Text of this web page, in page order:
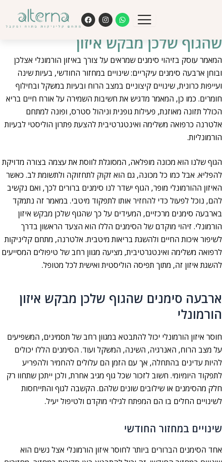
I
n
s
r
a
m
F
a
c
b
o
o
k
W
h
a
s
a
p
p
דיקור לאיזון הורמונלי – 4 סימנים
שהגוף שלכן מבקש איזון
המאמר עוסק בזיהוי סימנים שמראים על צורך באיזון הורמונלי אצלכן
ובוחן ארבעה סימנים עיקריים: שינויים במחזור החודשי, בעיות שינה
ועייפות כרונית, שינויים קיצוניים במצב הרוח ובעיות במשקל ובחילוף
חומרים. כמו כן, המאמר מדגיש את חשיבות השמירה על אורח חיים בריא
הכולל תזונה מאוזנת, פעילות גופנית וניהול סטרס, ופונה למתחם
אלטרנה כרפואה משלימה ואינטגרטיבית להצעת פתרון הוליסטי לבעיות
הורמונליות.
הגוף שלנו הוא מכונה מופלאה, המסוגלת לווסת את עצמה בצורה מדויקת
להפליא. אבל כמו כל מכונה, גם הוא זקוק לתחזוקה ולתשומת לב. כאשר
האיזון ההורמונלי מופר, הגוף ישדר לנו סימנים ברורים לכך, ואם נקשיב
להם, נוכל לפעול כדי להחזיר אותו לתפקוד מיטבי. במאמר זה נתמקד
בארבעה סימנים מרכזיים, המעידים על כך שהגוף שלכן מבקש איזון
הורמונלי. זיהוי מוקדם של הסימנים הללו הוא הצעד הראשון בדרך
לשיפור איכות החיים ולהשגת בריאות מיטבית. אלטרנה, מתחם קליניקות
לרפואה משלימה ואינטגרטיבית, מציעה מגוון רחב של טיפולים המסייעים
להשגת איזון זה, מתוך תפיסה הוליסטית ואישית לכל מטופל.
ארבעה סימנים שהגוף שלכן מבקש איזון
הורמונלי
חוסר איזון הורמונלי יכול להתבטא במגוון רחב של תסמינים, המשפיעים
על מצב הרוח, האנרגיה, השינה, המשקל ועוד. הסימנים הללו יכולים
להיות עדינים בהתחלה, אך עם הזמן הם עלולים להחמיר ולהפריע
לתפקוד היומיומי. חשוב לזכור שכל גוף מגיב אחרת, ולכן ייתכן שתחוו רק
חלק מהסימנים או שילובים שונים שלהם. הקשבה לגוף והתייחסות
לשינויים החלים בו הם המפתח לגילוי מוקדם ולטיפול יעיל.
שינויים במחזור החודשי
אחד הסימנים הברורים ביותר לחוסר איזון הורמונלי אצל נשים הוא